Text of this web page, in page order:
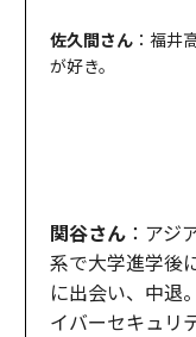
佐久間さん：福井
が好き。
関谷さん：アジ
系で大学進学後
に出会い、中退
イバーセキュリ